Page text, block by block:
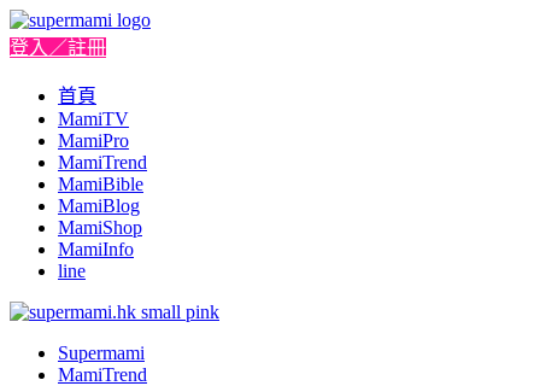
登入／註冊
首頁
MamiTV
MamiPro
MamiTrend
MamiBible
MamiBlog
MamiShop
MamiInfo
line
Supermami
MamiTrend